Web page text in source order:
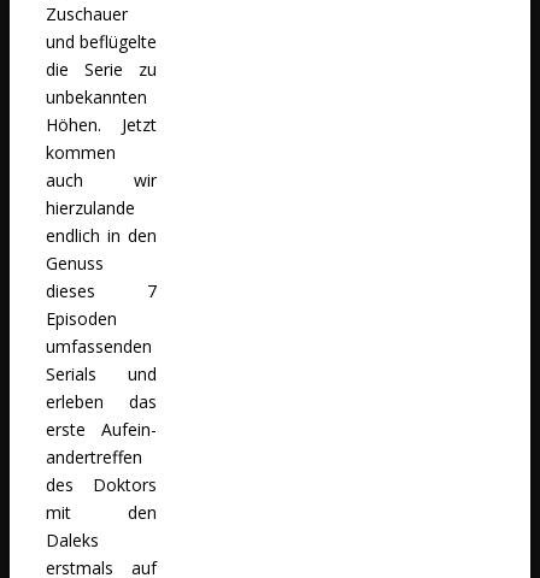
Zuschauer
und beflügelte
die Serie zu
unbekannten
Höhen. Jetzt
kommen
auch wir
hierzulande
endlich in den
Genuss
dieses 7
Episoden
umfassenden
Serials und
erleben das
erste Auf­ei­n­
an­der­tref­fen
des Doktors
mit den
Daleks
erstmals auf